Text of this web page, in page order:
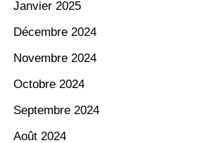
Janvier 2025
Décembre 2024
Novembre 2024
Octobre 2024
Septembre 2024
Août 2024